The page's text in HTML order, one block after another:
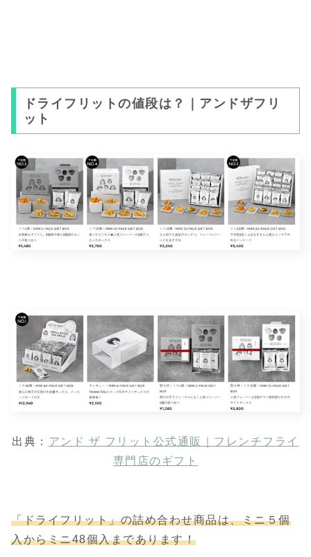
ドライフリットの値段は？｜アンドザフリ
ット
出典： アンド ザ フリット公式通販｜フレンチフライ
専門店のギフト
「ドライフリット」の詰め合わせ商品は、ミニ５個
入からミニ48個入まであります！